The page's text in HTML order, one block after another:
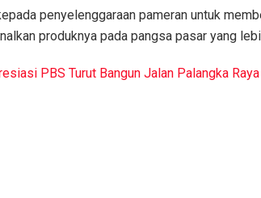
penyelenggaraan pameran untuk
produknya pada pangsa pasar yang
PBS Turut Bangun Jalan Palangka